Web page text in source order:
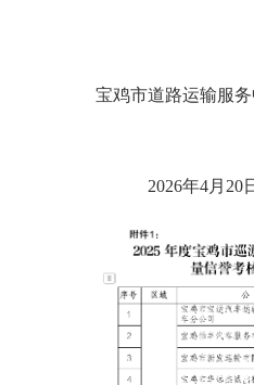
宝鸡市道路运输服
2026年4月20